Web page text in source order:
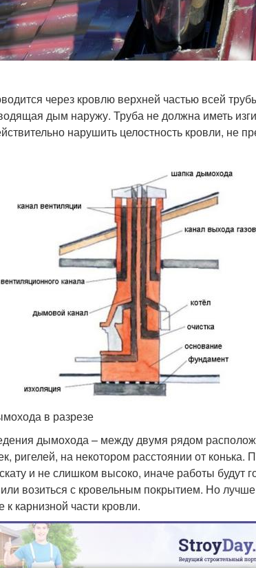
через кровлю верхней частью всей
дым наружу. Труба не должна иметь
нарушить целостность кровли, не
в разрезе
дымохода – между двумя рядом
ригелей, на некотором расстоянии от
и не слишком высоко, иначе работы будут
возиться с кровельным покрытием. Но
карнизной части кровли.